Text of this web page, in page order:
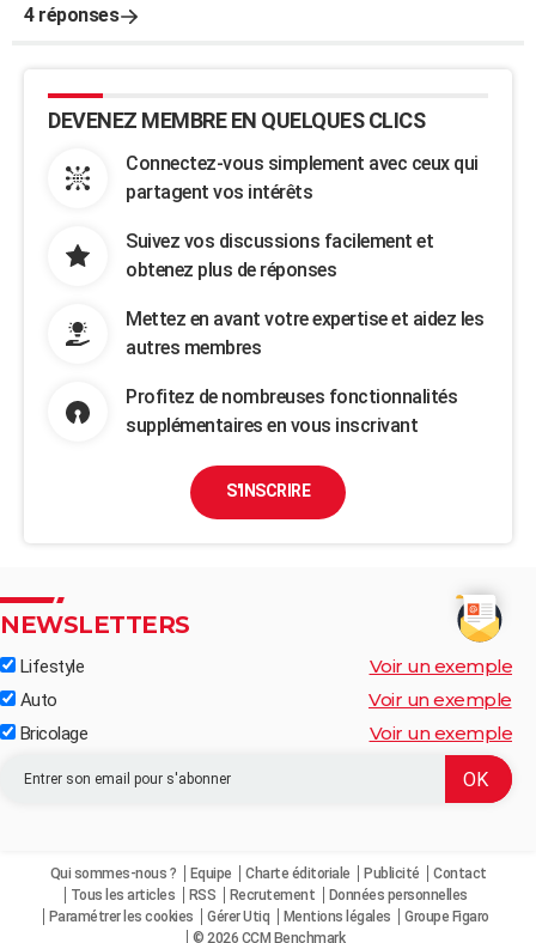
4 réponses
DEVENEZ MEMBRE EN QUELQUES CLICS
Connectez-vous simplement avec ceux qui
partagent vos intérêts
Suivez vos discussions facilement et
obtenez plus de réponses
Mettez en avant votre expertise et aidez les
autres membres
Profitez de nombreuses fonctionnalités
supplémentaires en vous inscrivant
S'INSCRIRE
NEWSLETTERS
Lifestyle Voir un exemple
Auto Voir un exemple
Bricolage Voir un exemple
Qui sommes-nous ? Equipe Charte éditoriale Publicité
Contact
Tous les articles
RSS Recrutement
Données personnelles
Paramétrer les cookies
Gérer Utiq Mentions légales
Groupe Figaro
© 2026 CCM Benchmark